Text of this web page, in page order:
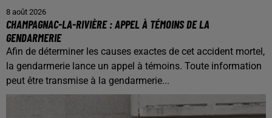
8 août 2026
CHAMPAGNAC-LA-RIVIÈRE : APPEL À TÉMOINS DE LA
GENDARMERIE
Afin de déterminer les causes exactes de cet accident mortel,
la gendarmerie lance un appel à témoins. Toute information
peut être transmise à la gendarmerie...